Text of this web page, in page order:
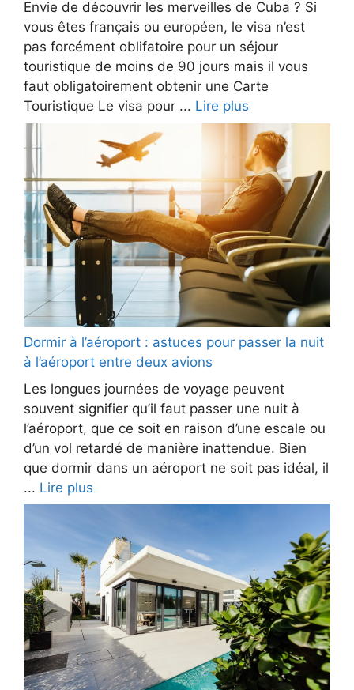
Envie de découvrir les merveilles de Cuba ? Si
vous êtes français ou européen, le visa n’est
pas forcément oblifatoire pour un séjour
touristique de moins de 90 jours mais il vous
faut obligatoirement obtenir une Carte
Touristique Le visa pour ... Lire plus
Dormir à l’aéroport : astuces pour passer la nuit
à l’aéroport entre deux avions
Les longues journées de voyage peuvent
souvent signifier qu’il faut passer une nuit à
l’aéroport, que ce soit en raison d’une escale ou
d’un vol retardé de manière inattendue. Bien
que dormir dans un aéroport ne soit pas idéal, il
... Lire plus